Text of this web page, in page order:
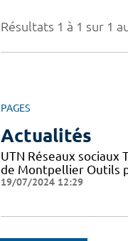
Résultats 1 à 1 sur 1
PAGES
Actualités
UTN Réseaux sociaux
de Montpellier Outils
19/07/2024 12:29